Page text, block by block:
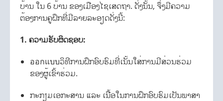
ບ້ານ ໃນ 6 ບ້ານ ຂອງເມືອງໄຊເສດຖາ. ດັ່ງນັ້ນ, ຈຶ່ງມີຄວາມ
ຕ້ອງການຄູຝຶກທີ່ມີລາຍລະອຽດດັ່ງນີ້:
1. ຄວາມຮັບຜິດຊອບ:
ออกแบบວິທີການຝຶກອົບຮົມທີ່ເນັ້ນໃສ່ການມີສ່ວນຮ່ວມ
ຂອງຜູ້ເຂົ້າຮ່ວມ.
ກະກຽມເອກະສານ ແລະ ເນື້ອໃນການຝຶກອົບຮົມເປັນພາສາ